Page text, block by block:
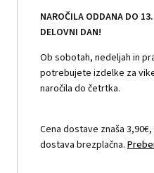
NAROČILA ODDANA DO
DELOVNI DAN!
Ob sobotah, nedeljah in
potrebujete izdelke za
naročila do četrtka.
Cena dostave znaša
dostava brezplačna.